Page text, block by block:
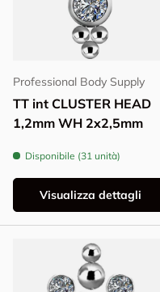
Professional Body Supply
TT int CLUSTER HEAD
1,2mm WH 2x2,5mm
Disponibile (31 unità)
Visualizza dettagli